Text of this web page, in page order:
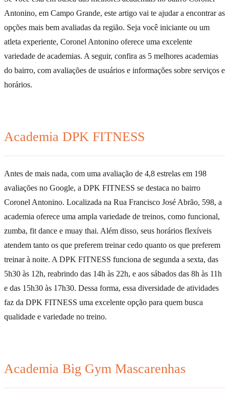
Antonino, em Campo Grande, este artigo vai te ajudar a encontrar as
opções mais bem avaliadas da região. Seja você iniciante ou um
atleta experiente, Coronel Antonino oferece uma excelente
variedade de academias. A seguir, confira as 5 melhores academias
do bairro, com avaliações de usuários e informações sobre serviços e
horários.
Academia DPK FITNESS
Antes de mais nada, com uma avaliação de 4,8 estrelas em 198
avaliações no Google, a DPK FITNESS se destaca no bairro
Coronel Antonino. Localizada na Rua Francisco José Abrão, 598, a
academia oferece uma ampla variedade de treinos, como funcional,
zumba, fit dance e muay thai. Além disso, seus horários flexíveis
atendem tanto os que preferem treinar cedo quanto os que preferem
treinar à noite. A DPK FITNESS funciona de segunda a sexta, das
5h30 às 12h, reabrindo das 14h às 22h, e aos sábados das 8h às 11h
e das 15h30 às 17h30. Dessa forma, essa diversidade de atividades
faz da DPK FITNESS uma excelente opção para quem busca
qualidade e variedade no treino.
Academia Big Gym Mascarenhas